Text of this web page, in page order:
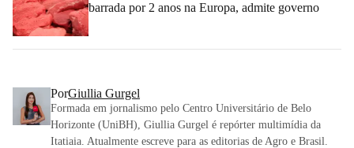
barrada por 2 anos na Europa, admite governo
PorGiullia Gurgel
Formada em jornalismo pelo Centro Universitário de Belo
Horizonte (UniBH), Giullia Gurgel é repórter multimídia da
Itatiaia. Atualmente escreve para as editorias de Agro e Brasil.